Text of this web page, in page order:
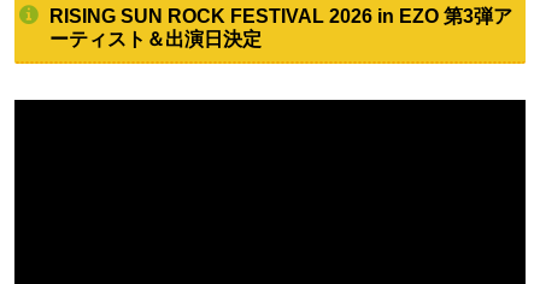
RISING SUN ROCK FESTIVAL 2026 in EZO 第3弾ア
ーティスト＆出演日決定